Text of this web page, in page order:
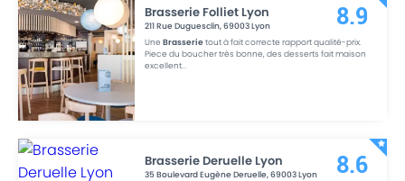
Brasserie Folliet Lyon
211 Rue Duguesclin,69003Lyon
UneBrasserietout à fait correcte rapport qualité-prix.
Piece du boucher très bonne, des desserts fait maison
excellent...
8.9
Brasserie Deruelle Lyon
35 Boulevard Eugène Deruelle,69003Lyon
8.6